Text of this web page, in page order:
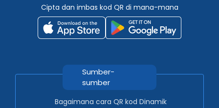
Cipta dan imbas kod QR di mana-mana
Sumber-
sumber
Bagaimana cara QR kod Dinamik